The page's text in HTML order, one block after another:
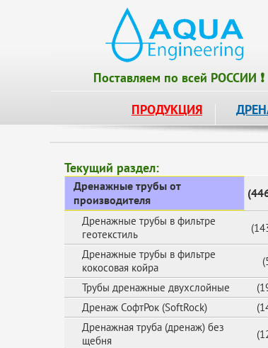
Поставляем по всей РОССИИ ❗
ПРОДУКЦИЯ
Текущий раздел:
Дренажные трубы от
производителя
Дренажные трубы в фильтре
геотекстиль
Дренажные трубы в фильтре
кокосовая койра
Трубы дренажные двухслойные
Дренаж СофтРок (SoftRock)
Дренажная труба (дренаж) без
щебня